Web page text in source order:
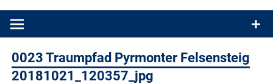
Produkttests und Buchrezensionen. Ein Blog für alle, die gern
0023 Traumpfad Pyrmonter Felsensteig
20181021_120357_jpg